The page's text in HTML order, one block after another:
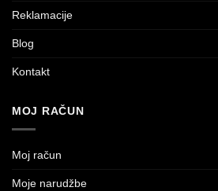
Reklamacije
Blog
Kontakt
MOJ RAČUN
Moj račun
Moje narudžbe